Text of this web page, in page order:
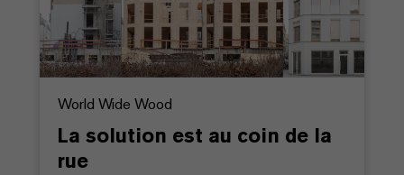
World Wide Wood
La solution est au coin de la
rue